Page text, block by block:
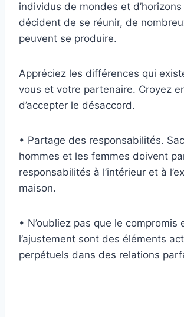
individus de mondes et
décident de se réunir, de
peuvent se produire.
Appréciez les différences qui
vous et votre partenaire. Croyez
d’accepter le désaccord.
• Partage des responsabilités.
hommes et les femmes doivent
responsabilités à l’intérieur et à
maison.
• N’oubliez pas que le compromis
l’ajustement sont des éléments
perpétuels dans des relations